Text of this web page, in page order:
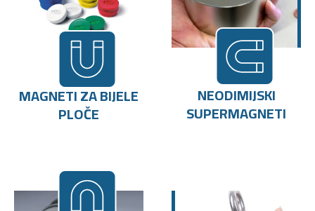
MAGNETI ZA BIJELE
PLOČE
NEODIMIJSKI
SUPERMAGNETI